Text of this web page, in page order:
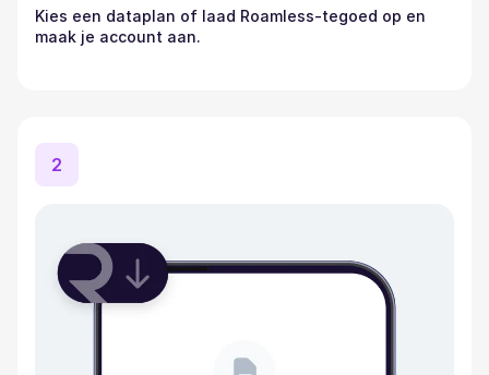
Kies een dataplan of laad Roamless-tegoed op en
maak je account aan.
2